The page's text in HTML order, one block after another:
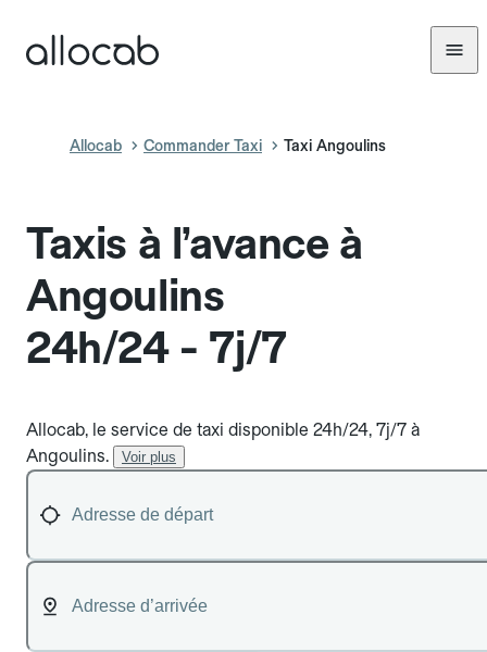
Allocab Commander Taxi Taxi Angoulins
Taxis à l’avance à
Angoulins
24h/24 - 7j/7
Allocab, le service de taxi disponible 24h/24, 7j/7 à
Angoulins.
Voir plus